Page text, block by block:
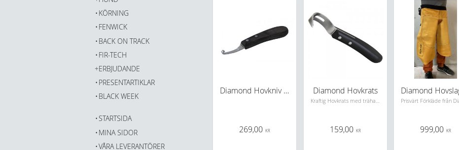
Diamond Hovkniv Vänster
269,00 KR
Diamond Hovkrats
Kraftig Hovkrats med trähandtag
159,00 KR 999,00 KR
KÖRNING
FENWICK
BACK ON TRACK
FIR-TECH
ERBJUDANDE
PRESENTARTIKLAR
BLACK WEEK
STARTSIDA
MINA SIDOR
VÅRA LEVERANTÖRER